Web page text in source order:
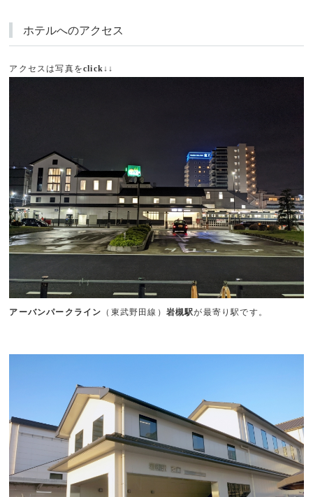
ホテルへのアクセス
アクセスは写真をclick↓↓
アーバンパークライン （東武野田線） 岩槻駅が最寄り駅です。